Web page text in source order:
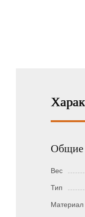
Общие
Вес
Тип
Материал